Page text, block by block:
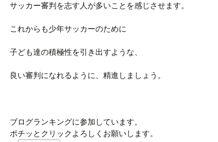
サッカー審判を志す人が多いことを感じさせます。
これからも少年サッカーのために
子ども達の積極性を引き出すような、
良い審判になれるように、精進しましょう。
ブログランキングに参加しています。
ポチッとクリックよろしくお願いします。